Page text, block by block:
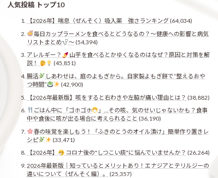
人気投稿 トップ10
【2026年】喘息（ぜんそく）吸入薬 強さランキング(64,034)
毎日カップラーメンを食べるとどうなるの？〜健康への影響と病気
リストまとめ
〜(54,394)
アレルギー？
山芋を食べるとかゆくなるのはなぜ？原因と対策を解
説！
(45,851)
腸活
しあわせは、庭のよもぎから。自家製よもぎ餅で“整えるおや
つ時間”
(42,900)
【2026年最新版】咳をすると右わきや左脇が痛い理由とは？ (38,882)
ごはん中に「ゴホゴホ
」…その咳、気のせいじゃないかも？食事
中や食後に咳が出る場合に考えられること (36,190)
春の味覚を楽しもう！「ふきのとうのオイル漬け」簡単作り置きレ
シピ
(33,471)
【2026年】
コロナ後の"しつこい痰"に悩んでいませんか？ (26,264)
2026年最新版｜知っているとメリットあり！エナジアとテリルジーの
違いについて（ぜんそく編）。
(25,357)